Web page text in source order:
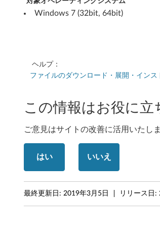
6
)
-
T
i
n
Windows 7 (32bit, 64bit)
ヘルプ：
ファイルのダウンロード・展開・インス
この情報はお役に立
ご意見はサイトの改善に活用いたしま
はい いいえ
最終更新日: 2019年3月5日 リリース日: